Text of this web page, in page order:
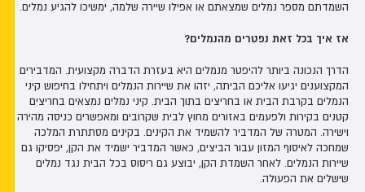
השמדתם מספר נמלים שמצאתם או אפילו שיירה שלמה, ימשיכו להגיע נמלים.
אז איך בכל זאת נפטרים מהנמלים?
הדרך הנכונה ביותר להיפטר מנמלים היא בעזרת הדברה מקצועית. המדבירים
המקצוענים יגיעו אליכם הביתה, יזהו את שיירות הנמלים ויתחילו בחיפוש קיני
הנמלים בקרבת הבית או בחריצים בתוך הבית. קיני נמלים נמצאים בחריצים
קטנים בקירות ולפעמים באזורים מחוץ לבית שקרובים ומאפשרים כניסה מהירה
וישירה. המטרה של המדביר להשמיד את הקינים. בקינים מסתתרת המלכה
שמחכה לאיסוף המזון עבור הביצים, כאשר המדביר ישמיד את הקן, יפסיקו גם
שיירות הנמלים. לאחר השמדת הקן, יבוצע גם ריסוס בכל הבית נגד נמלים
שישלים את הפעולה.